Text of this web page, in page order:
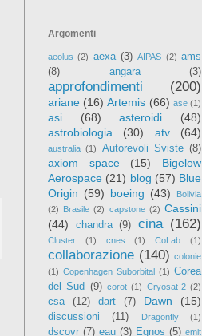
Argomenti
aeolus (2) aexa (3) AIPAS (2) ams
(8)
angara (3)
approfondimenti (200)
ariane (16) Artemis (66) ase (1)
asi (68) asteroidi
(48)
astrobiologia
(30) atv (64)
australia (1) Autorevoli Sviste (8)
axiom space (15)
Bigelow
Aerospace (21) blog (57) Blue
Origin (59) boeing (43)
Bolivia
(2) Brasile (2) capstone (2) Cassini
(44)
chandra (9) cina (162)
Cluster (1) cnes (1) CoLab (1)
collaborazione (140) colonie
(1) Copenhagen Suborbital (1) Corea
del Sud (9) corot (1) Cryosat-2 (2)
csa (12) dart (7) Dawn (15)
discussioni (11) Dragonfly (1)
dscovr (7) eau (3) Egnos (5) emit